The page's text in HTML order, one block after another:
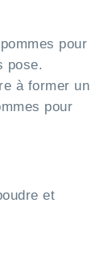
pour
pose.
à former un
pour
et